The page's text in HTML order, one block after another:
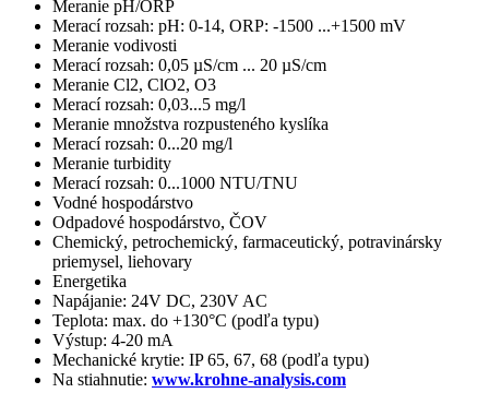
Meranie pH/ORP
Merací rozsah: pH: 0-14, ORP: -1500 ...+1500 mV
Meranie vodivosti
Merací rozsah: 0,05 µS/cm ... 20 µS/cm
Meranie Cl2, ClO2, O3
Merací rozsah: 0,03...5 mg/l
Meranie množstva rozpusteného kyslíka
Merací rozsah: 0...20 mg/l
Meranie turbidity
Merací rozsah: 0...1000 NTU/TNU
Vodné hospodárstvo
Odpadové hospodárstvo, ČOV
Chemický, petrochemický, farmaceutický, potravinársky
priemysel, liehovary
Energetika
Napájanie: 24V DC, 230V AC
Teplota: max. do +130°C (podľa typu)
Výstup: 4-20 mA
Mechanické krytie: IP 65, 67, 68 (podľa typu)
Na stiahnutie: www.krohne-analysis.com